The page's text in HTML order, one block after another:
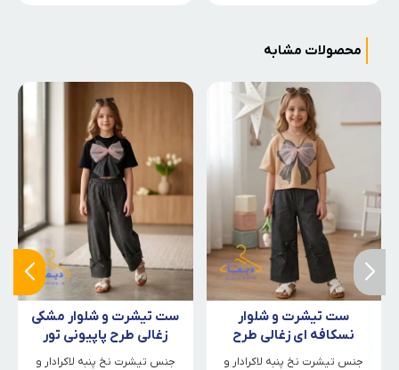
محصولات مشابه
ست تیشرت و شلوار
نسکافه ای زغالی طرح
پاپیونی تور صورتی
جنس تیشرت نخ پنبه لاکرادار و
ست تیشرت و شلوار مشکی
زغالی طرح پاپیونی تور
صورتی
جنس تیشرت نخ پنبه لاکرادار و